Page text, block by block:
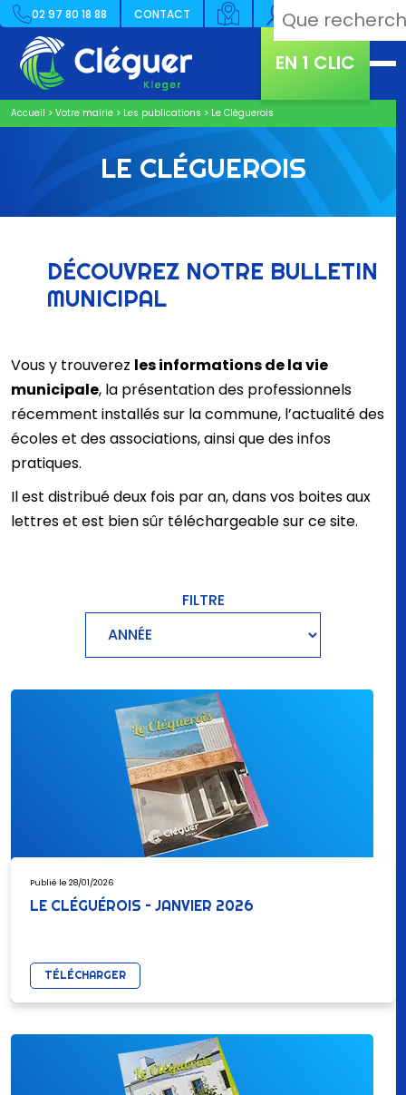
02 97 80 18 88 CONTACT
EN 1 CLIC
Accueil > Votre mairie > Les publications > Le Cléguerois
LE CLÉGUEROIS
DÉCOUVREZ NOTRE BULLETIN
MUNICIPAL
Vous y trouverez les informations de la vie
municipale, la présentation des professionnels
récemment installés sur la commune, l’actualité des
écoles et des associations, ainsi que des infos
pratiques.
Il est distribué deux fois par an, dans vos boites aux
lettres et est bien sûr téléchargeable sur ce site.
FILTRE
Publié le 28/01/2026
LE CLÉGUÉROIS – JANVIER 2026
TÉLÉCHARGER